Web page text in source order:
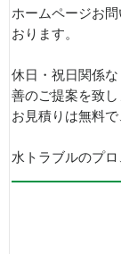
ホームページお
おります。
休日・祝日関係
善のご提案を致し
お見積りは無料
水トラブルのプ